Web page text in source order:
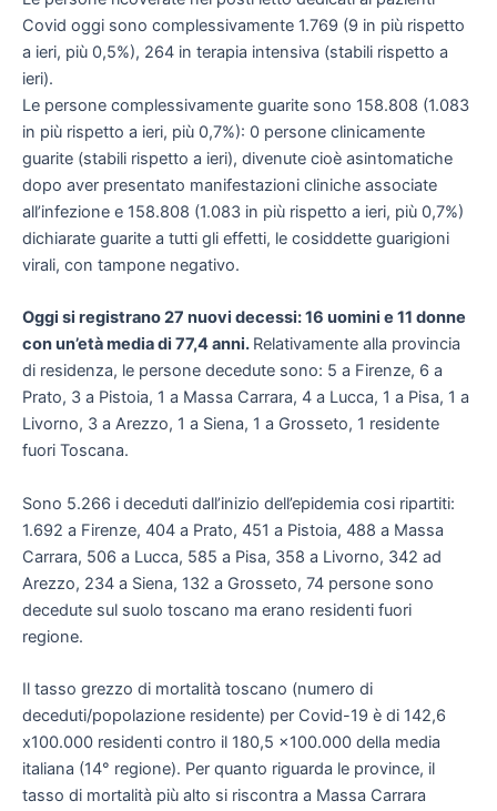
Covid oggi sono complessivamente 1.769 (9 in più rispetto
a ieri, più 0,5%), 264 in terapia intensiva (stabili rispetto a
ieri).
Le persone complessivamente guarite sono 158.808 (1.083
in più rispetto a ieri, più 0,7%): 0 persone clinicamente
guarite (stabili rispetto a ieri), divenute cioè asintomatiche
dopo aver presentato manifestazioni cliniche associate
all’infezione e 158.808 (1.083 in più rispetto a ieri, più 0,7%)
dichiarate guarite a tutti gli effetti, le cosiddette guarigioni
virali, con tampone negativo.
Oggi si registrano 27 nuovi decessi: 16 uomini e 11 donne
con un’età media di 77,4 anni. Relativamente alla provincia
di residenza, le persone decedute sono: 5 a Firenze, 6 a
Prato, 3 a Pistoia, 1 a Massa Carrara, 4 a Lucca, 1 a Pisa, 1 a
Livorno, 3 a Arezzo, 1 a Siena, 1 a Grosseto, 1 residente
fuori Toscana.
Sono 5.266 i deceduti dall’inizio dell’epidemia cosi ripartiti:
1.692 a Firenze, 404 a Prato, 451 a Pistoia, 488 a Massa
Carrara, 506 a Lucca, 585 a Pisa, 358 a Livorno, 342 ad
Arezzo, 234 a Siena, 132 a Grosseto, 74 persone sono
decedute sul suolo toscano ma erano residenti fuori
regione.
Il tasso grezzo di mortalità toscano (numero di
deceduti/popolazione residente) per Covid-19 è di 142,6
x100.000 residenti contro il 180,5 x100.000 della media
italiana (14° regione). Per quanto riguarda le province, il
tasso di mortalità più alto si riscontra a Massa Carrara